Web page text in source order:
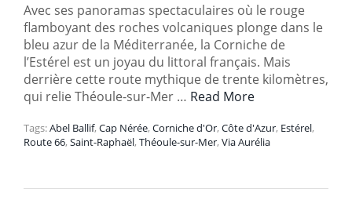
Avec ses panoramas spectaculaires où le rouge
flamboyant des roches volcaniques plonge dans le
bleu azur de la Méditerranée, la Corniche de
l’Estérel est un joyau du littoral français. Mais
derrière cette route mythique de trente kilomètres,
qui relie Théoule-sur-Mer … Read More
Tags:Abel Ballif, Cap Nérée, Corniche d'Or, Côte d'Azur, Estérel,
Route 66, Saint-Raphaël, Théoule-sur-Mer, Via Aurélia